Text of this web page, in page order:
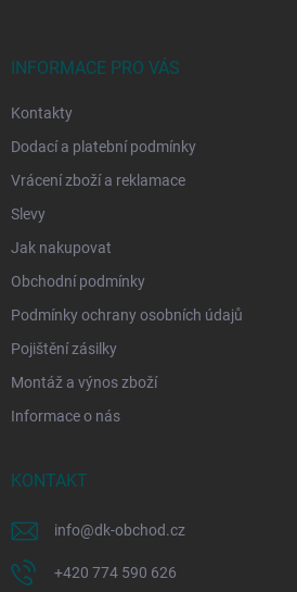
INFORMACE PRO VÁS
Kontakty
Dodací a platební podmínky
Vrácení zboží a reklamace
Slevy
Jak nakupovat
Obchodní podmínky
Podmínky ochrany osobních údajů
Pojištění zásilky
Montáž a výnos zboží
Informace o nás
KONTAKT
info@dk-obchod.cz
+420 774 590 626